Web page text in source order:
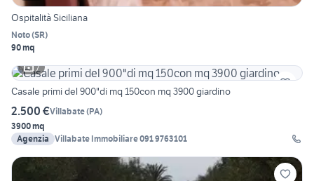
Ospitalità Siciliana
Noto(SR)
90 mq
7
Casale primi del 900"di mq 150con mq 3900 giardino
2.500 €Villabate(PA)
3900 mq
Agenzia Villabate Immobiliare 091 9763101